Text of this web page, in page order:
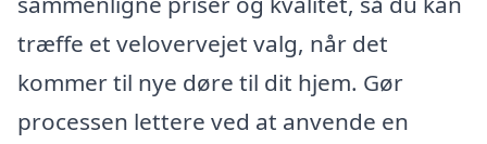
træffe et velovervejet valg, når det
kommer til nye døre til dit hjem. Gør
processen lettere ved at anvende en